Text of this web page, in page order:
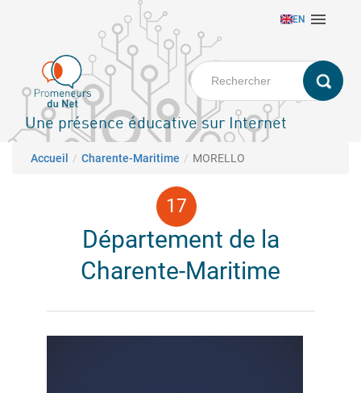
principal
EN 
Une présence éducative sur Internet
Fil d'Ariane
Accueil Charente-Maritime MORELLO
Département de la
Charente-Maritime